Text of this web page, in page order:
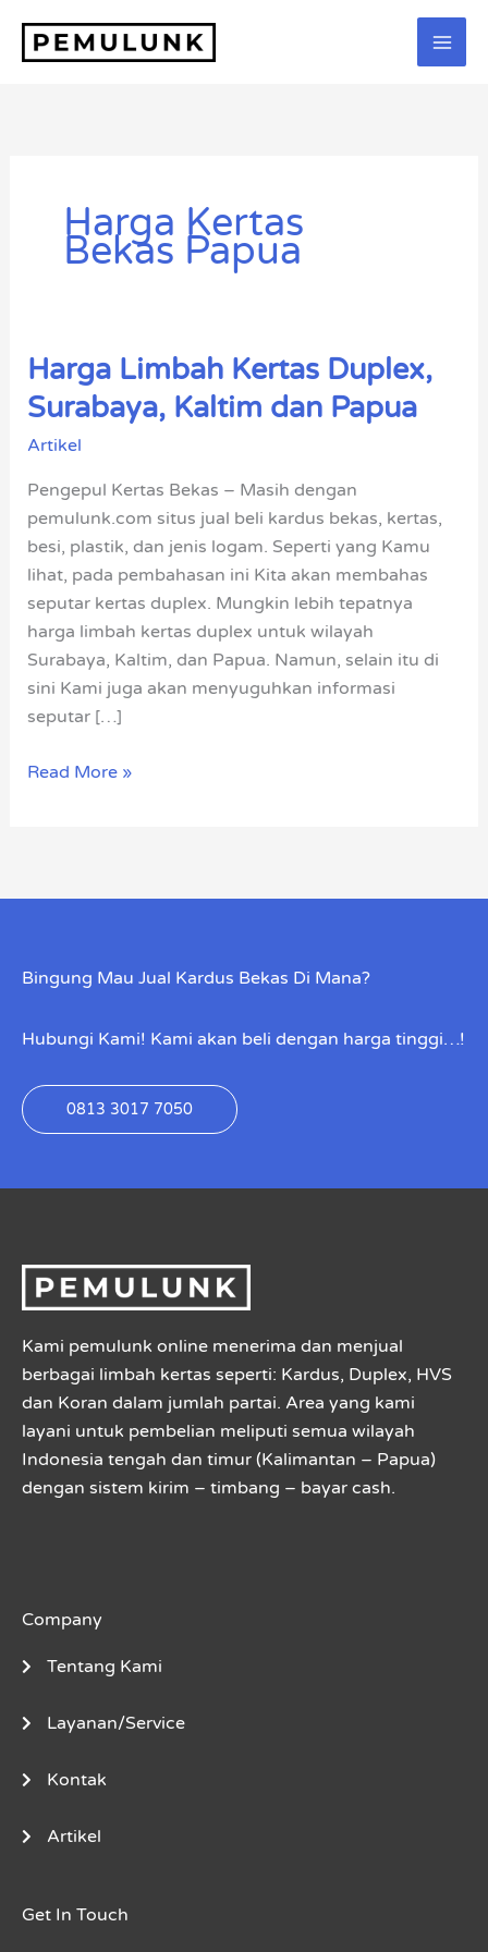
Harga Kertas
Bekas Papua
Harga Limbah Kertas Duplex,
Surabaya, Kaltim dan Papua
Artikel
Pengepul Kertas Bekas – Masih dengan
pemulunk.com situs jual beli kardus bekas, kertas,
besi, plastik, dan jenis logam. Seperti yang Kamu
lihat, pada pembahasan ini Kita akan membahas
seputar kertas duplex. Mungkin lebih tepatnya
harga limbah kertas duplex untuk wilayah
Surabaya, Kaltim, dan Papua. Namun, selain itu di
sini Kami juga akan menyuguhkan informasi
seputar […]
Harga
Limbah
Kertas
Duplex,
Kaltim
dan
Papua
Read More »
Bingung Mau Jual Kardus Bekas Di Mana?
Hubungi Kami! Kami akan beli dengan harga tinggi…!
0813 3017 7050
Kami pemulunk online menerima dan menjual
berbagai limbah kertas seperti: Kardus, Duplex, HVS
dan Koran dalam jumlah partai. Area yang kami
layani untuk pembelian meliputi semua wilayah
Indonesia tengah dan timur (Kalimantan – Papua)
dengan sistem kirim – timbang – bayar cash.
Company
Tentang Kami
Layanan/Service
Kontak
Artikel
Get In Touch